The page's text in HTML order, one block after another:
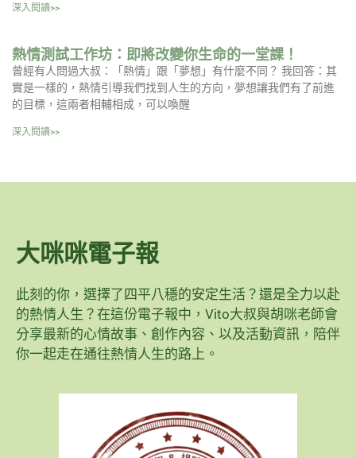
深入閱讀>>
熱情測試工作坊：即將改變你生命的一堂課！
曾經有人問過大叔：「熱情」跟「夢想」有什麼不同？ 我回答：其
實是一樣的，熱情引導我們找到人生的方向，夢想讓我們有了前進
的目標，這兩者相輔相成，可以喚醒
深入閱讀>>
大咪咪電子報
此刻的你，選擇了四平八穩的安定生活？還是全力以赴
的熱情人生？在這份電子報中，Vito大叔與胡咪老師會
分享最新的心情故事、創作內容、以及活動資訊，陪伴
你一起走在通往熱情人生的路上。